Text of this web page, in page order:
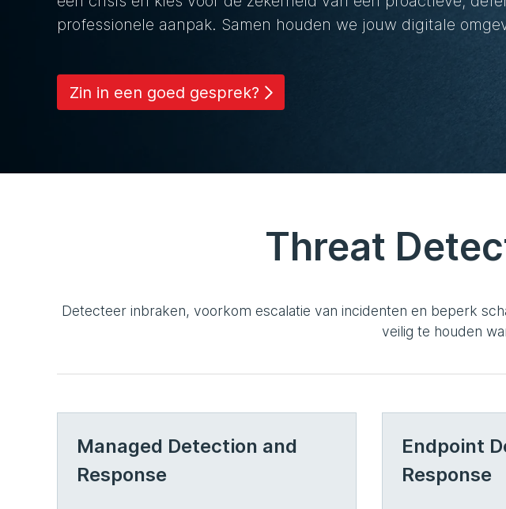
professionele aanpak. Samen houden we jouw digitale
Zin in een goed gesprek?
Threat
Detecteer inbraken, voorkom escalatie van incidenten en beperk
veilig te houden
Managed Detection and
Response
Endpoint
Response